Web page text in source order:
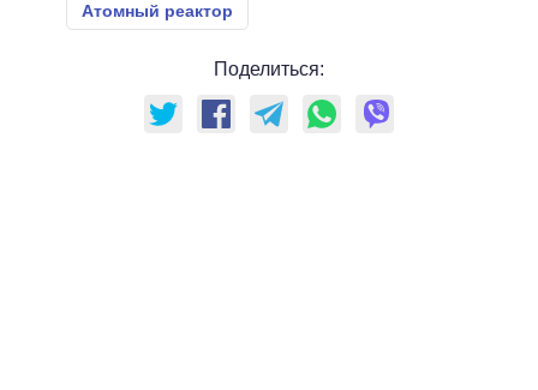
Атомный реактор
Поделиться: